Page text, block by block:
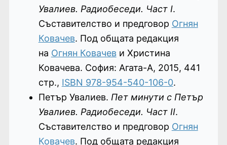
Увалиев. Радиобеседи. Част I.
Съставителство и предговор Огнян
Ковачев. Под общата редакция
на Огнян Ковачеви Христина
Ковачева. София: Агата-А, 2015, 441
стр., ISBN 978-954-540-106-0.
Петър Увалиев. Пет минути с Петър
Увалиев. Радиобеседи. Част II.
Съставителство и предговор Огнян
Ковачев. Под общата редакция